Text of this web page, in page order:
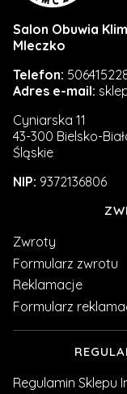
Salon Obuwia
Mleczko
Telefon:
Adres e-mail:
Cyniarska 11
43-300 Bielsko-
Śląskie
NIP: 9372136806
Linki w stopce
Zwroty
Formularz zwrotu
Reklamacje
Formularz
Regulamin Sklepu